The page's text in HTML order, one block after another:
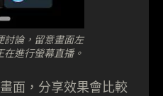
討論，留意畫面左
在進行螢幕直播。
面，分享效果會比較